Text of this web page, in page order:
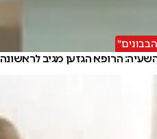
הרופא הגזען מגיב לראשונה